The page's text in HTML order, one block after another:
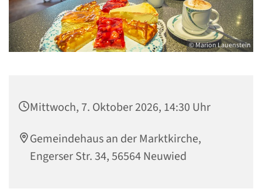
© Marion Lauenstein
Mittwoch, 7. Oktober 2026, 14:30 Uhr
Gemeindehaus an der Marktkirche,
Engerser Str. 34, 56564 Neuwied